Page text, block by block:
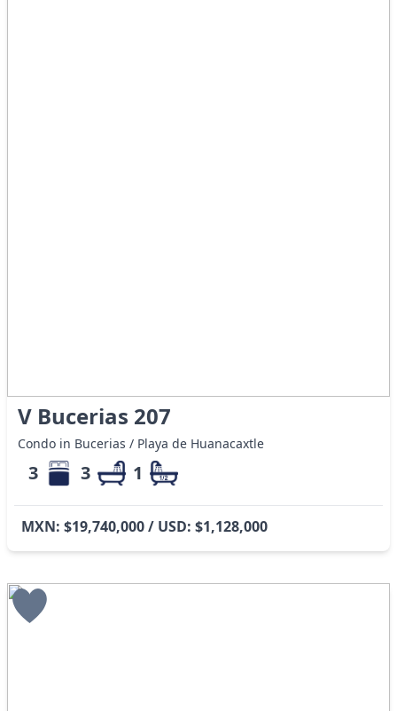
V Bucerias 207
Condo in Bucerias / Playa de Huanacaxtle
3 3 1
MXN: $19,740,000 / USD: $1,128,000